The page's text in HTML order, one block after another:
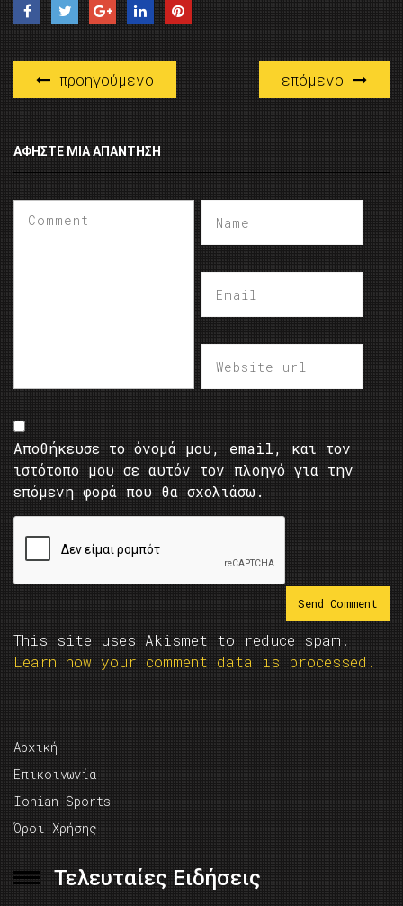
προηγούμενο επόμενο
ΑΦΉΣΤΕ ΜΙΑ ΑΠΆΝΤΗΣΗ
Αποθήκευσε το όνομά μου, email, και τον
ιστότοπο μου σε αυτόν τον πλοηγό για την
επόμενη φορά που θα σχολιάσω.
This site uses Akismet to reduce spam.
Learn how your comment data is processed.
Αρχική
Επικοινωνία
Ionian Sports
Όροι Χρήσης
Τελευταίες Ειδήσεις